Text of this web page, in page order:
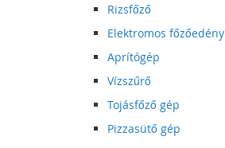
Rizsfőző
Elektromos főzőedény
Aprítógép
Vízszűrő
Tojásfőző gép
Pizzasütő gép